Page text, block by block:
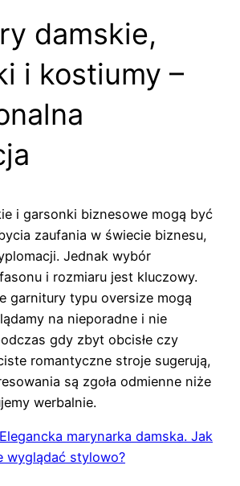
damskie,
i kostiumy –
i garsonki biznesowe mogą być
zaufania w świecie biznesu,
Jednak wybór
i rozmiaru jest kluczowy.
garnitury typu oversize mogą
na nieporadne i nie
gdy zbyt obcisłe czy
romantyczne stroje sugerują,
są zgoła odmienne niże
werbalnie.
Elegancka marynarka damska. Jak
wyglądać stylowo?